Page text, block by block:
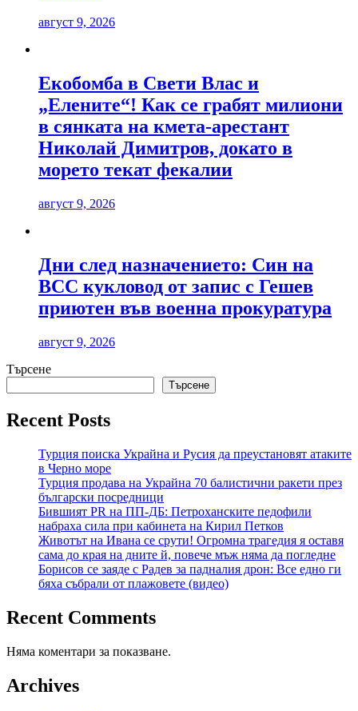
август 9, 2026
Екобомба в Свети Влас и
„Елените“! Как се грабят милиони
в сянката на кмета-арестант
Николай Димитров, докато в
морето текат фекалии
август 9, 2026
Дни след назначението: Син на
ВСС кукловод от запис с Гешев
приютен във военна прокуратура
август 9, 2026
Търсене
Търсене
Recent Posts
Турция поиска Украйна и Русия да преустановят атаките
в Черно море
Турция продава на Украйна 70 балистични ракети през
български посредници
Бившият PR на ПП-ДБ: Петроханските педофили
набраха сила при кабинета на Кирил Петков
Животът на Ивана се срути! Огромна трагедия я оставя
сама до края на дните й, повече мъж няма да погледне
Борисов се заяде с Радев за падналия дрон: Все едно ги
бяха събрали от плажовете (видео)
Recent Comments
Няма коментари за показване.
Archives